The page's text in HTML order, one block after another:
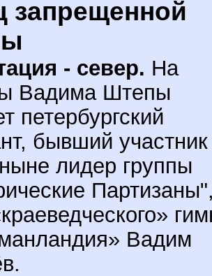
запрещенной
- север. На
Вадима Штепы
петербургский
бывший участник
лидер группы
Вадим